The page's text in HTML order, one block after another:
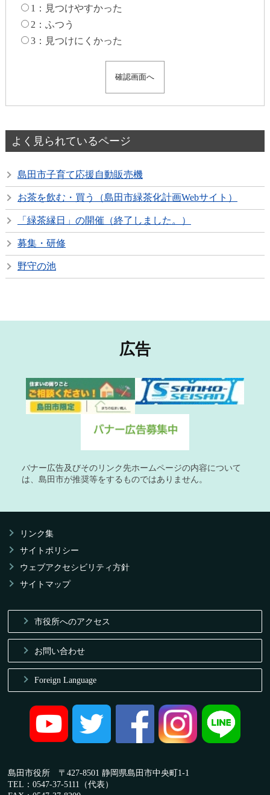
1：見つけやすかった
2：ふつう
3：見つけにくかった
よく見られているページ
島田市子育て応援自動販売機
お茶を飲む・買う（島田市緑茶化計画Webサイト）
「緑茶縁日」の開催（終了しました。）
募集・研修
野守の池
広告
バナー広告及びそのリンク先ホームページの内容について
は、島田市が推奨等をするものではありません。
リンク集
サイトポリシー
ウェブアクセシビリティ方針
サイトマップ
市役所へのアクセス
お問い合わせ
Foreign Language
島田市役所 〒427-8501 静岡県島田市中央町1-1
TEL：0547-37-5111（代表）